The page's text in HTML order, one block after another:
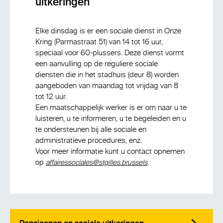
uitkeringen
Elke dinsdag is er een sociale dienst in Onze
Kring (Parmastraat 51) van 14 tot 16 uur,
speciaal voor 60-plussers. Deze dienst vormt
een aanvulling op de reguliere sociale
diensten die in het stadhuis (deur 8) worden
aangeboden van maandag tot vrijdag van 8
tot 12 uur.
Een maatschappelijk werker is er om naar u te
luisteren, u te informeren, u te begeleiden en u
te ondersteunen bij alle sociale en
administratieve procedures, enz.
Voor meer informatie kunt u contact opnemen
op affairessociales@stgilles.brussels.